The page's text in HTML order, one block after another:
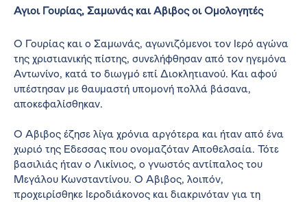
Άγιοι Γουρίας, Σαμωνάς και Άβιβος οι Ομολογητές
Ο Γουρίας και ο Σαμωνάς, αγωνιζόμενοι τον Ιερό αγώνα
της χριστιανικής πίστης, συνελήφθησαν από τον ηγεμόνα
Αντωνίνο, κατά το διωγμό επί Διοκλητιανού. Και αφού
υπέστησαν με θαυμαστή υπομονή πολλά βάσανα,
αποκεφαλίσθηκαν.
Ο Άβιβος έζησε λίγα χρόνια αργότερα και ήταν από ένα
χωριό της Έδεσσας που ονομαζόταν Αποθελσαία. Τότε
βασιλιάς ήταν ο Λικίνιος, ο γνωστός αντίπαλος του
Μεγάλου Κωνσταντίνου. Ο Άβιβος, λοιπόν,
προχειρίσθηκε Ιεροδιάκονος και διακρινόταν για τη